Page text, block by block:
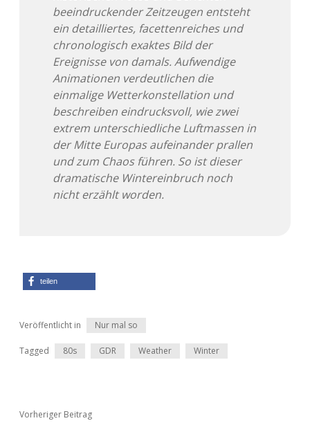
beeindruckender Zeitzeugen entsteht
ein detailliertes, facettenreiches und
chronologisch exaktes Bild der
Ereignisse von damals. Aufwendige
Animationen verdeutlichen die
einmalige Wetterkonstellation und
beschreiben eindrucksvoll, wie zwei
extrem unterschiedliche Luftmassen in
der Mitte Europas aufeinander prallen
und zum Chaos führen. So ist dieser
dramatische Wintereinbruch noch
nicht erzählt worden.
teilen
Veröffentlicht in Nur mal so
Tagged 80s GDR Weather Winter
Vorheriger Beitrag